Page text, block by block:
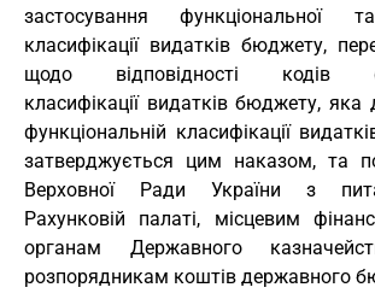
застосування функціональної
класифікації видатків бюджету,
щодо відповідності кодів
класифікації видатків бюджету, яка
функціональній класифікації
затверджується цим наказом, та
Верховної Ради України з
Рахунковій палаті, місцевим
органам Державного
розпорядникам коштів державного